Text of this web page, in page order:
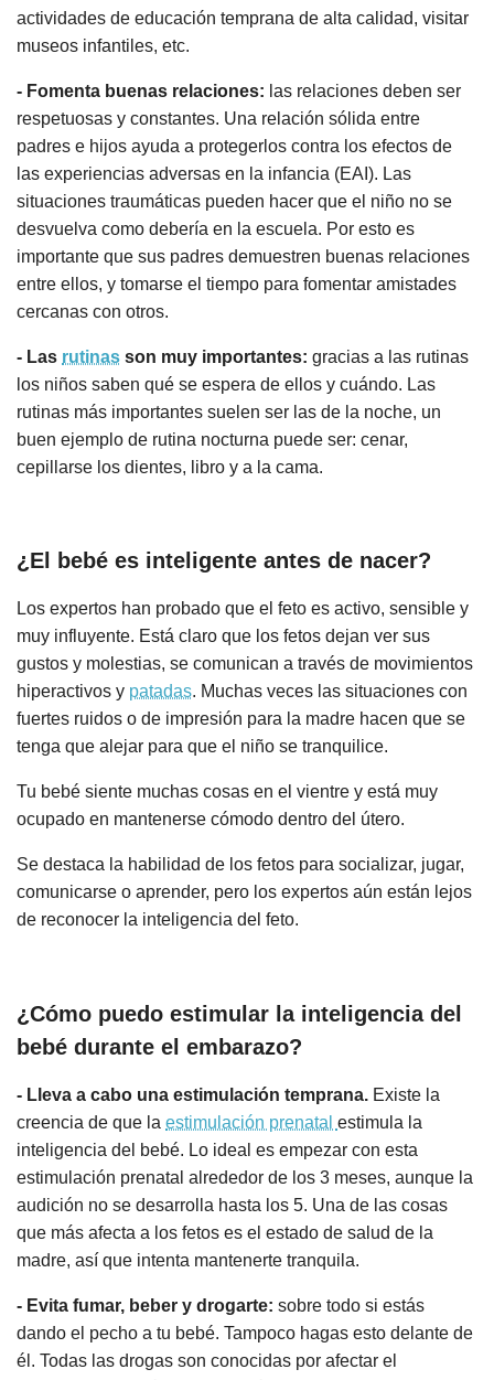
actividades de educación temprana de alta calidad, visitar
museos infantiles, etc.
- Fomenta buenas relaciones: las relaciones deben ser
respetuosas y constantes. Una relación sólida entre
padres e hijos ayuda a protegerlos contra los efectos de
las experiencias adversas en la infancia (EAI). Las
situaciones traumáticas pueden hacer que el niño no se
desvuelva como debería en la escuela. Por esto es
importante que sus padres demuestren buenas relaciones
entre ellos, y tomarse el tiempo para fomentar amistades
cercanas con otros.
- Las rutinas son muy importantes: gracias a las rutinas
los niños saben qué se espera de ellos y cuándo. Las
rutinas más importantes suelen ser las de la noche, un
buen ejemplo de rutina nocturna puede ser: cenar,
cepillarse los dientes, libro y a la cama.
¿El bebé es inteligente antes de nacer?
Los expertos han probado que el feto es activo, sensible y
muy influyente. Está claro que los fetos dejan ver sus
gustos y molestias, se comunican a través de movimientos
hiperactivos y patadas. Muchas veces las situaciones con
fuertes ruidos o de impresión para la madre hacen que se
tenga que alejar para que el niño se tranquilice.
Tu bebé siente muchas cosas en el vientre y está muy
ocupado en mantenerse cómodo dentro del útero.
Se destaca la habilidad de los fetos para socializar, jugar,
comunicarse o aprender, pero los expertos aún están lejos
de reconocer la inteligencia del feto.
¿Cómo puedo estimular la inteligencia del
bebé durante el embarazo?
- Lleva a cabo una estimulación temprana. Existe la
creencia de que la estimulación prenatal estimula la
inteligencia del bebé. Lo ideal es empezar con esta
estimulación prenatal alrededor de los 3 meses, aunque la
audición no se desarrolla hasta los 5. Una de las cosas
que más afecta a los fetos es el estado de salud de la
madre, así que intenta mantenerte tranquila.
- Evita fumar, beber y drogarte: sobre todo si estás
dando el pecho a tu bebé. Tampoco hagas esto delante de
él. Todas las drogas son conocidas por afectar el